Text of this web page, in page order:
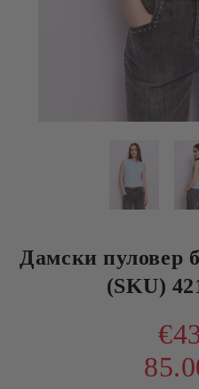
Дамски пуловер
(SKU)